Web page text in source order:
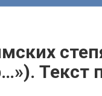
Текст